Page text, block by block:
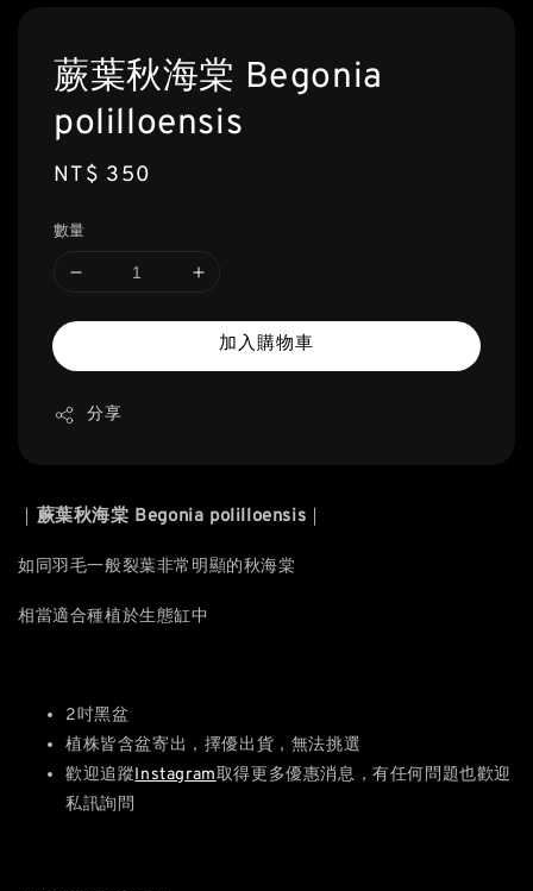
蕨葉秋海棠 Begonia
polilloensis
Regular
NT$ 350
數量
加入購物車
分享
蕨葉秋海棠 Begonia polilloensis
如同羽毛一般裂葉非常明顯的秋海棠
相當適合種植於生態缸中
2吋黑盆
植株皆含盆寄出，擇優出貨，無法挑選
歡迎追蹤Instagram取得更多優惠消息，有任何問題也歡迎
私訊詢問